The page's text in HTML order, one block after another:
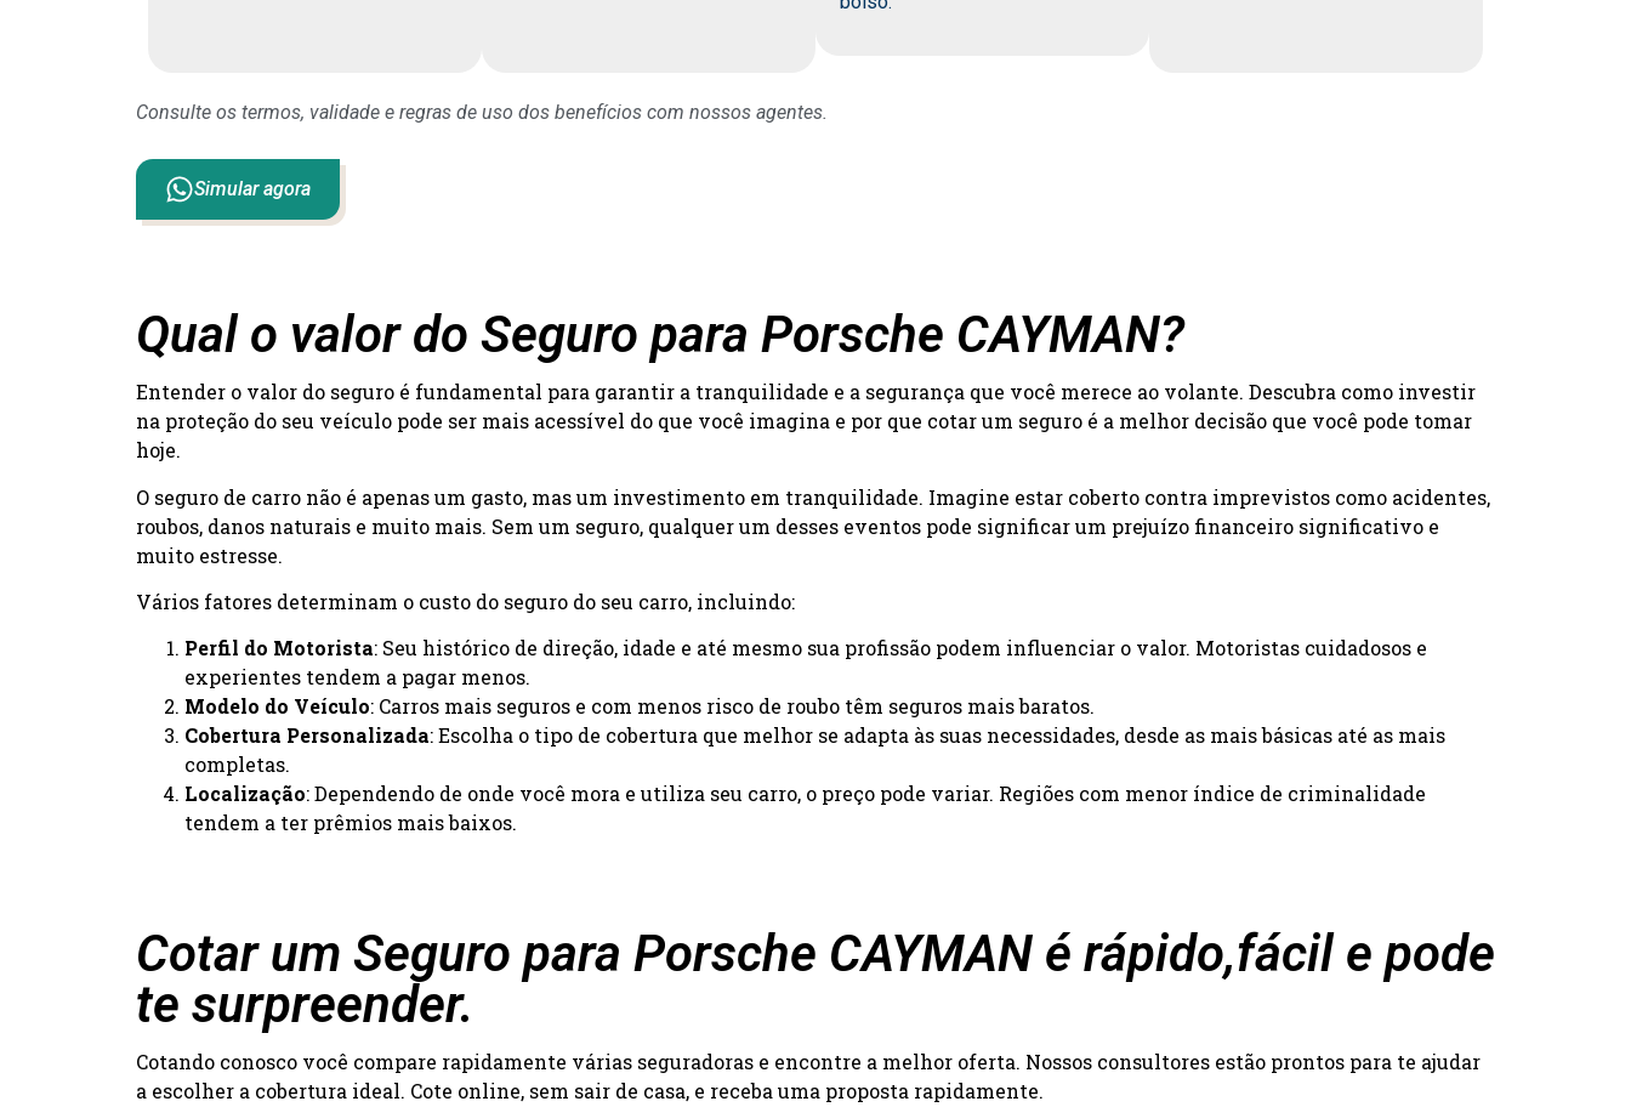
Consulte os termos, validade e regras de uso dos benefícios com nossos agentes.
Simular agora
Qual o valor do Seguro para Porsche CAYMAN?
Entender o valor do seguro é fundamental para garantir a tranquilidade e a segurança que você merece ao volante. Descubra como investir
na proteção do seu veículo pode ser mais acessível do que você imagina e por que cotar um seguro é a melhor decisão que você pode tomar
hoje.
O seguro de carro não é apenas um gasto, mas um investimento em tranquilidade. Imagine estar coberto contra imprevistos como acidentes,
roubos, danos naturais e muito mais. Sem um seguro, qualquer um desses eventos pode significar um prejuízo financeiro significativo e
muito estresse.
Vários fatores determinam o custo do seguro do seu carro, incluindo:
Perfil do Motorista: Seu histórico de direção, idade e até mesmo sua profissão podem influenciar o valor. Motoristas cuidadosos e
experientes tendem a pagar menos.
Modelo do Veículo: Carros mais seguros e com menos risco de roubo têm seguros mais baratos.
Cobertura Personalizada: Escolha o tipo de cobertura que melhor se adapta às suas necessidades, desde as mais básicas até as mais
completas.
Localização: Dependendo de onde você mora e utiliza seu carro, o preço pode variar. Regiões com menor índice de criminalidade
tendem a ter prêmios mais baixos.
Cotar um Seguro para Porsche CAYMAN é rápido,fácil e pode
te surpreender.
Cotando conosco você compare rapidamente várias seguradoras e encontre a melhor oferta. Nossos consultores estão prontos para te ajudar
a escolher a cobertura ideal. Cote online, sem sair de casa, e receba uma proposta rapidamente.